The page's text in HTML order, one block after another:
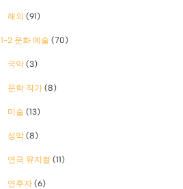
해외 (91)
1-2 문화 예술 (70)
국악 (3)
문학 작가 (8)
미술 (13)
성악 (8)
연극 뮤지컬 (11)
연주자 (6)